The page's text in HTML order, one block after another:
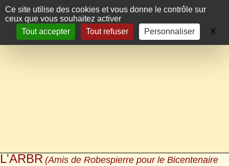
Panneau de gestion des cookies
Ce site utilise des cookies et vous donne le contrôle sur
ceux que vous souhaitez activer
Tout accepter
Tout refuser Personnaliser X
L'ARBR (Amis de Robespierre pour le Bicentenaire